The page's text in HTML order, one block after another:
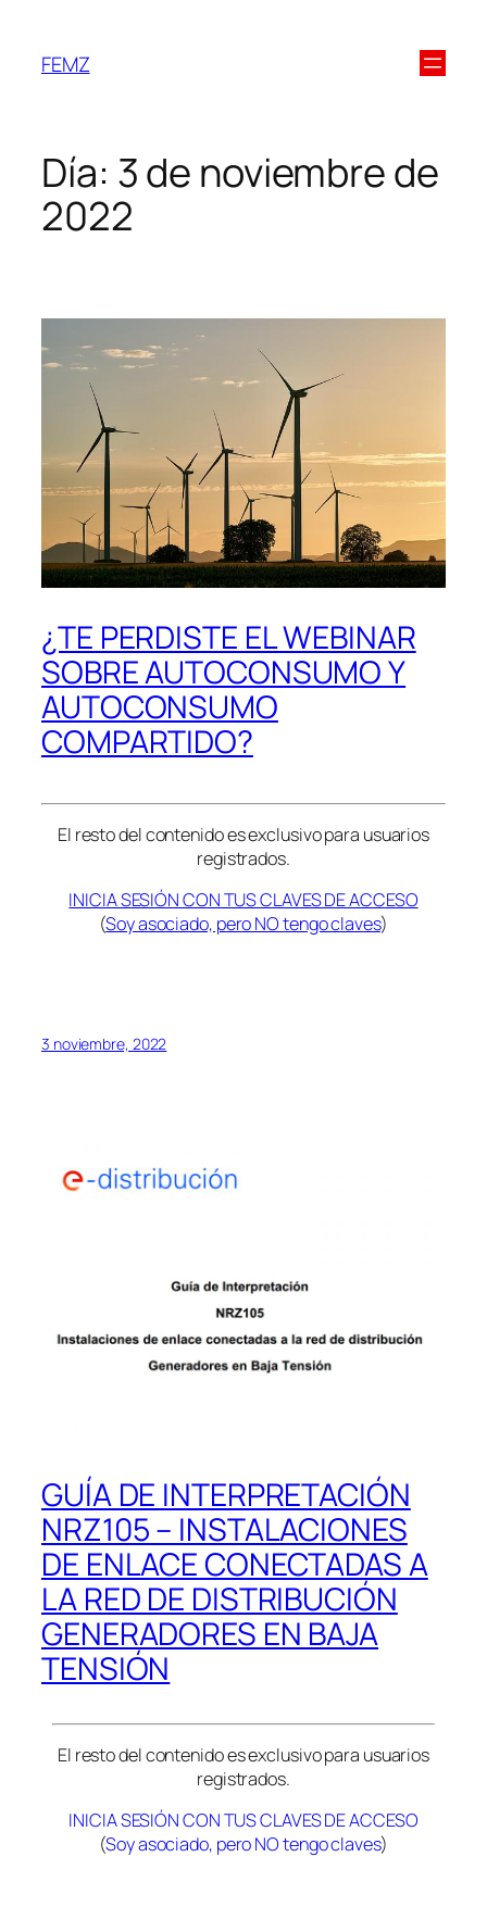
FEMZ
Día: 3 de noviembre de
2022
¿TE PERDISTE EL WEBINAR
SOBRE AUTOCONSUMO Y
AUTOCONSUMO
COMPARTIDO?
El resto del contenido es exclusivo para usuarios
registrados.
INICIA SESIÓN CON TUS CLAVES DE ACCESO
(Soy asociado, pero NO tengo claves)
3 noviembre, 2022
GUÍA DE INTERPRETACIÓN
NRZ105 – INSTALACIONES
DE ENLACE CONECTADAS A
LA RED DE DISTRIBUCIÓN
GENERADORES EN BAJA
TENSIÓN
El resto del contenido es exclusivo para usuarios
registrados.
INICIA SESIÓN CON TUS CLAVES DE ACCESO
(Soy asociado, pero NO tengo claves)